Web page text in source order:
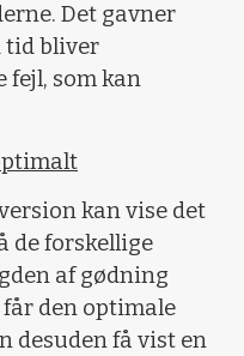
Det gavner
tid bliver
som kan
kan vise det
de forskellige
af gødning
den optimale
desuden få vist en